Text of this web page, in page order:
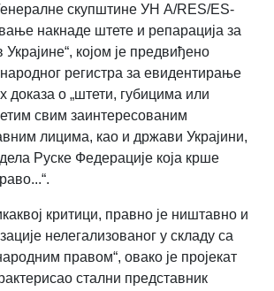
скупштине УН A/RES/ES-
накнаде штете и репарација за
Украјине“, којом је предвиђено
регистра за евидентирање
доказа о „штети, губицима или
свим заинтересованим
лицима, као и држави Украјини,
Руске Федерације која крше
критици, правно је ништавно и
нелегализованог у складу са
правом“, овако је пројекат
стални представник